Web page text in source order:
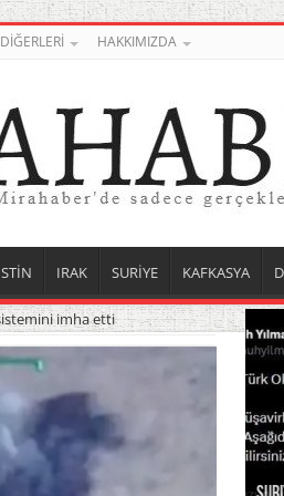
DİĞERLERİ HAKKIMIZDA
IRAK SURİYE KAFKASYA
imha etti